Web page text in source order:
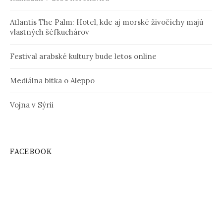
Atlantis The Palm: Hotel, kde aj morské živočíchy majú
vlastných šéfkuchárov
Festival arabské kultury bude letos online
Mediálna bitka o Aleppo
Vojna v Sýrii
FACEBOOK